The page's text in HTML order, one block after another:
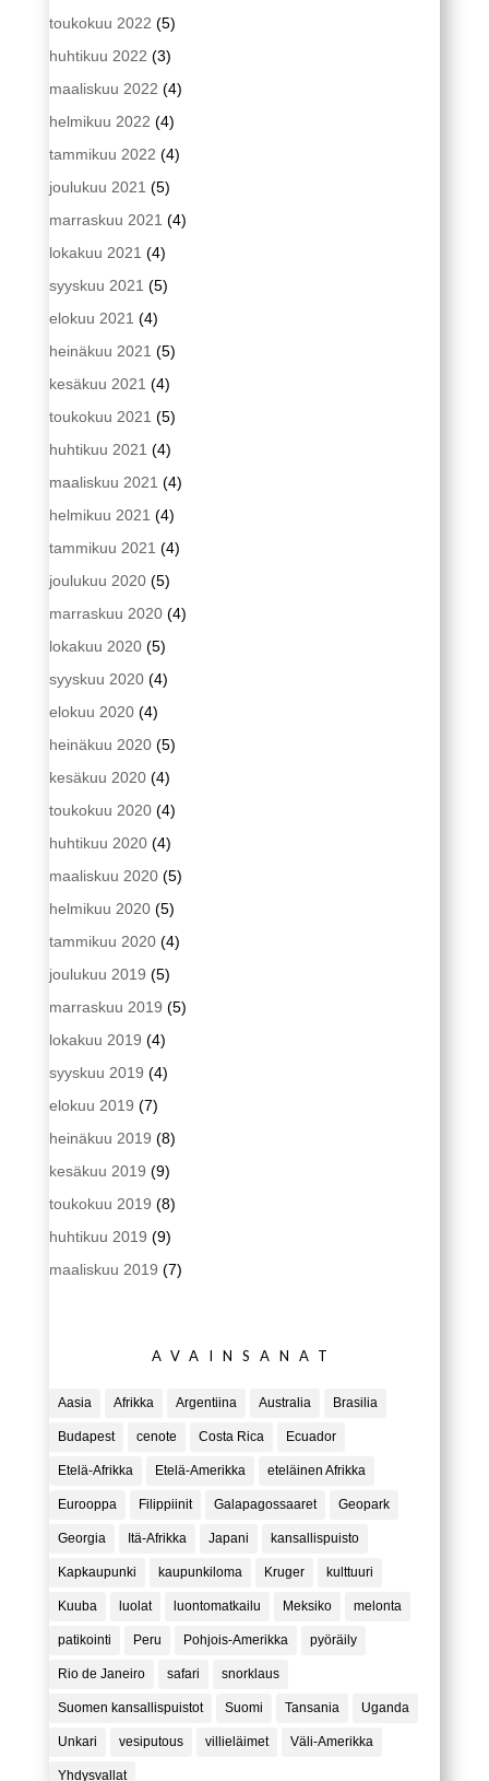
toukokuu 2022 (5)
huhtikuu 2022 (3)
maaliskuu 2022 (4)
helmikuu 2022 (4)
tammikuu 2022 (4)
joulukuu 2021 (5)
marraskuu 2021 (4)
lokakuu 2021 (4)
syyskuu 2021 (5)
elokuu 2021 (4)
heinäkuu 2021 (5)
kesäkuu 2021 (4)
toukokuu 2021 (5)
huhtikuu 2021 (4)
maaliskuu 2021 (4)
helmikuu 2021 (4)
tammikuu 2021 (4)
joulukuu 2020(5)
marraskuu 2020(4)
lokakuu 2020(5)
syyskuu 2020(4)
elokuu 2020(4)
heinäkuu 2020(5)
kesäkuu 2020(4)
toukokuu 2020(4)
huhtikuu 2020(4)
maaliskuu 2020(5)
helmikuu 2020(5)
tammikuu 2020(4)
joulukuu 2019 (5)
marraskuu 2019 (5)
lokakuu 2019 (4)
syyskuu 2019 (4)
elokuu 2019 (7)
heinäkuu 2019 (8)
kesäkuu 2019 (9)
toukokuu 2019 (8)
huhtikuu 2019 (9)
maaliskuu 2019 (7)
AVAINSANAT
Aasia Afrikka Argentiina Australia Brasilia
Budapest cenote Costa Rica Ecuador
Etelä-Afrikka Etelä-Amerikka eteläinen Afrikka
Eurooppa Filippiinit Galapagossaaret Geopark
Georgia Itä-Afrikka Japani kansallispuisto
Kapkaupunki kaupunkiloma Kruger kulttuuri
Kuuba luolat luontomatkailu Meksiko melonta
patikointi Peru Pohjois-Amerikka pyöräily
Rio de Janeiro safari snorklaus
Suomen kansallispuistot Suomi Tansania Uganda
Unkari vesiputous villieläimet Väli-Amerikka
Yhdysvallat